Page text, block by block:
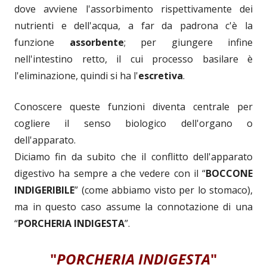
dove avviene l'assorbimento rispettivamente dei
nutrienti e dell'acqua, a far da padrona c'è la
funzione assorbente; per giungere infine
nell'intestino retto, il cui processo basilare è
l'eliminazione, quindi si ha l'escretiva.
Conoscere queste funzioni diventa centrale per
cogliere il senso biologico dell'organo o
dell'apparato.
Diciamo fin da subito che il conflitto dell'apparato
digestivo ha sempre a che vedere con il “BOCCONE
INDIGERIBILE” (come abbiamo visto per lo stomaco),
ma in questo caso assume la connotazione di una
“PORCHERIA INDIGESTA”.
"PORCHERIA INDIGESTA"